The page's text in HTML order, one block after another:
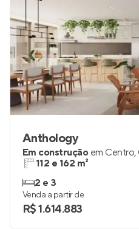
Anthology
Em construção em Centro,
112 e 162 m²
2 e 3
Venda a partir de
R$ 1.614.883